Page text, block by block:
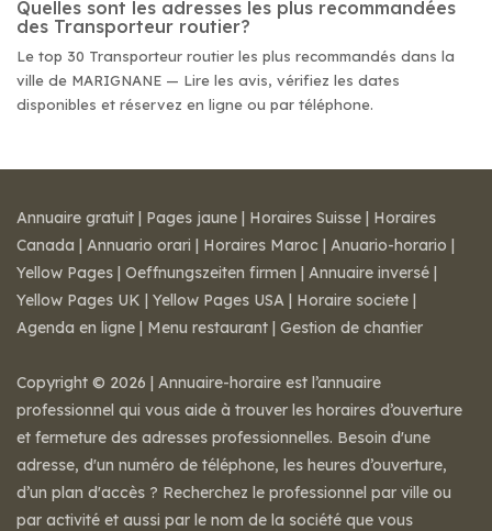
Quelles sont les adresses les plus recommandées
des Transporteur routier?
Le top 30 Transporteur routier les plus recommandés dans la
ville de MARIGNANE — Lire les avis, vérifiez les dates
disponibles et réservez en ligne ou par téléphone.
Annuaire gratuit | Pages jaune | Horaires Suisse | Horaires
Canada | Annuario orari | Horaires Maroc | Anuario-horario |
Yellow Pages | Oeffnungszeiten firmen | Annuaire inversé |
Yellow Pages UK | Yellow Pages USA | Horaire societe |
Agenda en ligne | Menu restaurant | Gestion de chantier
Copyright © 2026 | Annuaire-horaire est l’annuaire
professionnel qui vous aide à trouver les horaires d’ouverture
et fermeture des adresses professionnelles. Besoin d'une
adresse, d'un numéro de téléphone, les heures d’ouverture,
d’un plan d'accès ? Recherchez le professionnel par ville ou
par activité et aussi par le nom de la société que vous